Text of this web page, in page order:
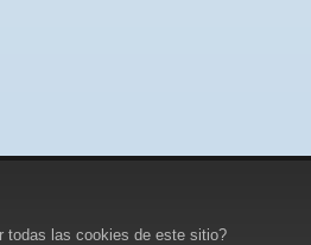
todas las cookies de este sitio?